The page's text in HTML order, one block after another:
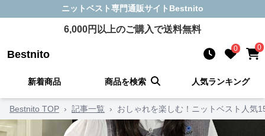
ニットベスト専門通販サイト Bestnito
6,000円以上のご購入で送料無料
Bestnito 0 0
新着商品 商品を検索 人気ランキング
Bestnito TOP › 記事一覧 › おしゃれを楽しむ！ニットベスト人気